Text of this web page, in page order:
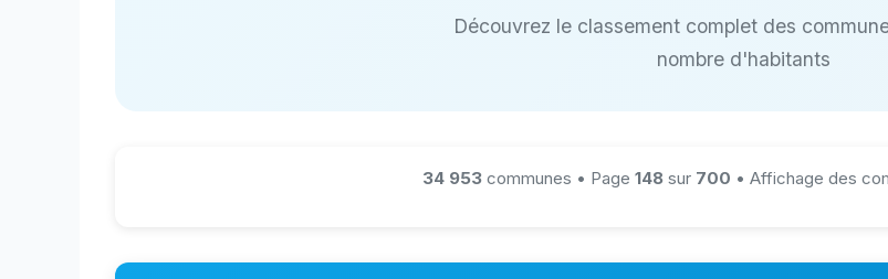
Découvrez le classement complet des
nombre d'habitants
34 953 communes • Page 148 sur 700 • Affichage des